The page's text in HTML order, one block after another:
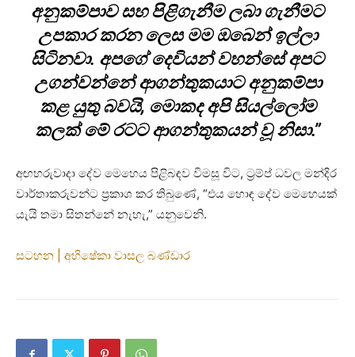
අනුකම්පාව සහ පිළිගැනීම ලබා ගැනීමට
උපකාර කරන ලෙස මම ඔබෙන් ඉල්ලා
සිටිනවා. අපගේ දෙවියන් වහන්සේ අපට
උගන්වන්නේ ආගන්තුකයාට අනුකම්පා
කළ යුතු බවයි, මොකද අපි සියල්ලෝම
කලක් මේ රටට ආගන්තුකයන් වූ නිසා.”
අඟහරුවාදා දේව මෙහෙය පිළිබඳව විමසූ විට, ට්‍රම්ප් ධවල මන්දිර
වාර්තාකරුවන්ට ප්‍රකාශ කර තිබුණේ, “එය හොඳ දේව මෙහෙයක්
යැයි තමා සිතන්නේ නැහැ,” යනුවෙනි.
සටහන | අභිෂේකා වාසල බණ්ඩාර